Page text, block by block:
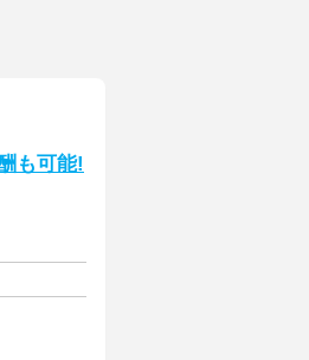
も可能!